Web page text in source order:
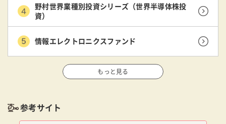
野村世界業種別投資シリーズ（世界半導体株投
資）
情報エレクトロニクスファンド
もっと見る
参考サイト